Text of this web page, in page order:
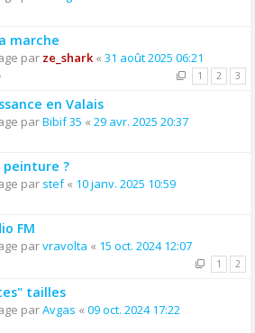
marche
par ze_shark« 31 août 2025 06:21
1 2 3
en Valais
parBibif 35 « 29 avr. 2025 20:37
peinture ?
par stef« 10 janv. 2025 10:59
FM
parvravolta « 15 oct. 2024 12:07
1 2
tailles
parAvgas « 09 oct. 2024 17:22